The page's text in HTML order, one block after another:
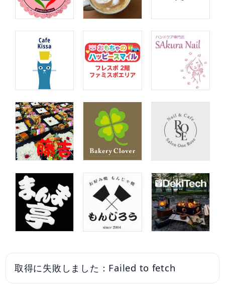
取得に失敗しました：Failed to fetch